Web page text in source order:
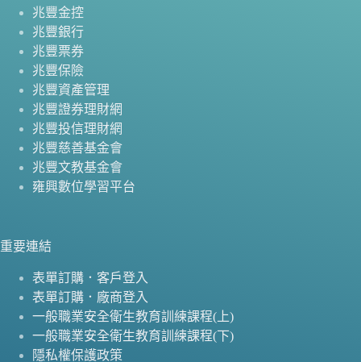
兆豐金控
兆豐銀行
兆豐票券
兆豐保險
兆豐資產管理
兆豐證券理財網
兆豐投信理財網
兆豐慈善基金會
兆豐文教基金會
雍興數位學習平台
重要連結
表單訂購．客戶登入
表單訂購．廠商登入
一般職業安全衛生教育訓練課程(上)
一般職業安全衛生教育訓練課程(下)
隱私權保護政策